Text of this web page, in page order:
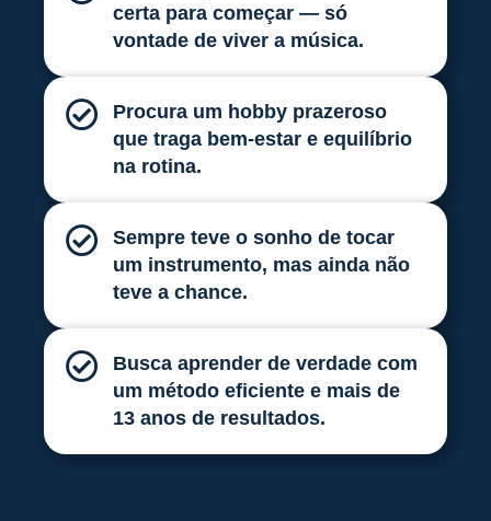
certa para começar — só
vontade de viver a música.
Procura um hobby prazeroso
que traga bem-estar e equilíbrio
na rotina.
Sempre teve o sonho de tocar
um instrumento, mas ainda não
teve a chance.
Busca aprender de verdade com
um método eficiente e mais de
13 anos de resultados.